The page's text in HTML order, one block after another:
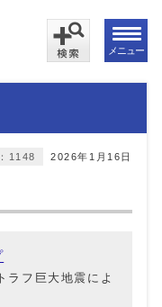
メニュー
2026年1月16日
1148
ラフ巨大地震によ